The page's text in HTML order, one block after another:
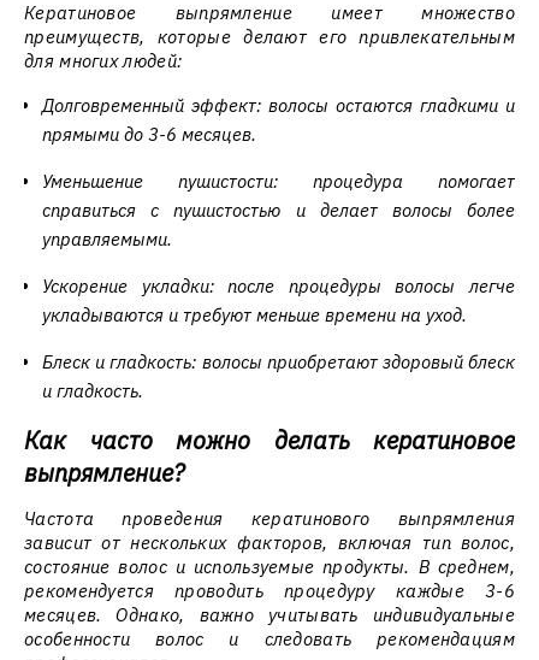
Кератиновое выпрямление имеет множество
преимуществ, которые делают его привлекательным
для многих людей:
Долговременный эффект: волосы остаются гладкими и
прямыми до 3-6 месяцев.
Уменьшение пушистости: процедура помогает
справиться с пушистостью и делает волосы более
управляемыми.
Ускорение укладки: после процедуры волосы легче
укладываются и требуют меньше времени на уход.
Блеск и гладкость: волосы приобретают здоровый блеск
и гладкость.
Как часто можно делать кератиновое
выпрямление?
Частота проведения кератинового выпрямления
зависит от нескольких факторов, включая тип волос,
состояние волос и используемые продукты. В среднем,
рекомендуется проводить процедуру каждые 3-6
месяцев. Однако, важно учитывать индивидуальные
особенности волос и следовать рекомендациям